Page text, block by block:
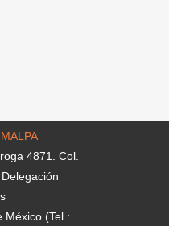
4871. Col.
México (Tel.: